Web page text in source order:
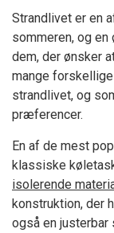
Strandlivet er en
sommeren, og
dem, der ønsker
mange
strandlivet, og
præferencer.
En af de mest
klassiske
isolerende
konstruktion, der
også en justerbar